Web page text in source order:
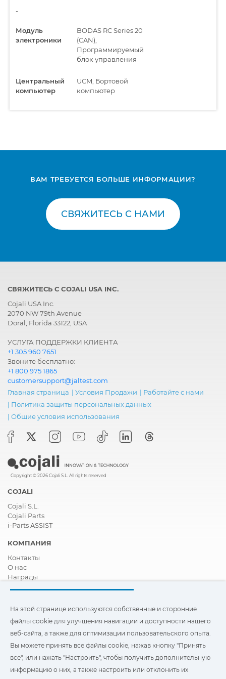
-
Модуль
электроники
BODAS RC Series 20
(CAN),
Программируемый
блок управления
Центральный
компьютер
UCM, Бортовой
компьютер
ВАМ ТРЕБУЕТСЯ БОЛЬШЕ ИНФОРМАЦИИ?
СВЯЖИТЕСЬ С НАМИ
СВЯЖИТЕСЬ С COJALI USA INC.
Cojali USA Inc.
2070 NW 79th Avenue
Doral, Florida 33122, USA
УСЛУГА ПОДДЕРЖКИ КЛИЕНТА
+1 305 960 7651
Звоните бесплатно:
+1 800 975 1865
customersupport@jaltest.com
Главная страница | Условия Продажи | Работайте с нами
| Политика защиты персональных данных
| Общие условия использования
Copyright © 2026 Cojali S.L. All rights reserved
COJALI
Cojali S.L.
Cojali Parts
i-Parts ASSIST
КОМПАНИЯ
Контакты
О нас
Награды
Стать дистрибьютором
Видео
FAQ - ЧАСТО ЗАДАВАЕМЫЕ ВОПРОСЫ
Чтобы улучшить навигацию и доступ, а также
оптимизировать взаимодействие с пользователем, на этом
сайте используются наши собственные и сторонние файлы
На этой странице используются собственные и сторонние
файлы cookie для улучшения навигации и доступности нашего
веб-сайта, а также для оптимизации пользовательского опыта.
Вы можете принять все файлы cookie, нажав кнопку "Принять
все", или нажать "Настроить", чтобы получить дополнительную
информацию о них, а также настроить или отклонить их